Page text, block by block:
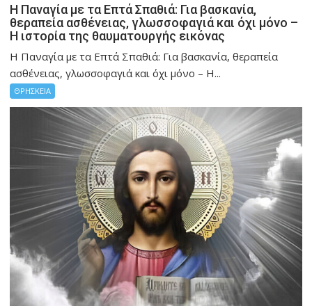
Η Παναγία με τα Επτά Σπαθιά: Για βασκανία,
θεραπεία ασθένειας, γλωσσοφαγιά και όχι μόνο –
Η ιστορία της θαυματουργής εικόνας
Η Παναγία με τα Επτά Σπαθιά: Για βασκανία, θεραπεία
ασθένειας, γλωσσοφαγιά και όχι μόνο – Η...
ΘΡΗΣΚΕΙΑ